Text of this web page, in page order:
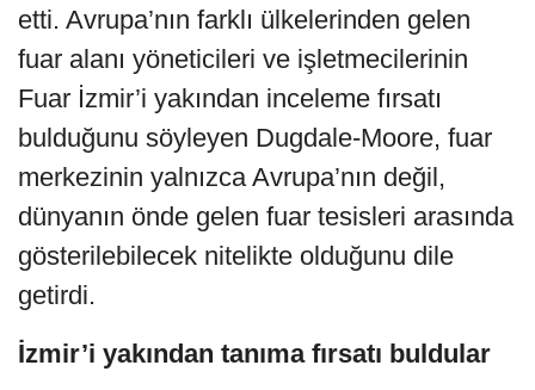
etti. Avrupa’nın farklı ülkelerinden gelen
fuar alanı yöneticileri ve işletmecilerinin
Fuar İzmir’i yakından inceleme fırsatı
bulduğunu söyleyen Dugdale-Moore, fuar
merkezinin yalnızca Avrupa’nın değil,
dünyanın önde gelen fuar tesisleri arasında
gösterilebilecek nitelikte olduğunu dile
getirdi.
İzmir’i yakından tanıma fırsatı buldular